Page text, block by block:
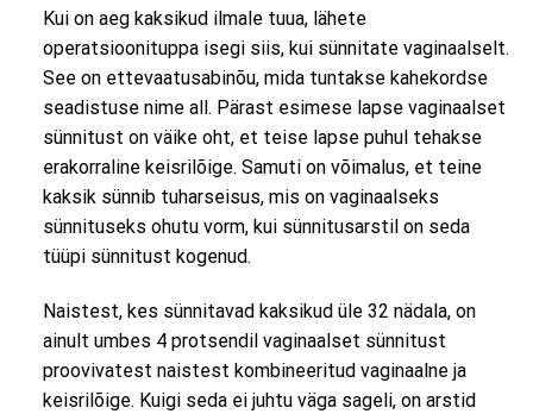
Kui on aeg kaksikud ilmale tuua, lähete
operatsioonituppa isegi siis, kui sünnitate vaginaalselt.
See on ettevaatusabinõu, mida tuntakse kahekordse
seadistuse nime all. Pärast esimese lapse vaginaalset
sünnitust on väike oht, et teise lapse puhul tehakse
erakorraline keisrilõige. Samuti on võimalus, et teine ​​
kaksik sünnib tuharseisus, mis on vaginaalseks
sünnituseks ohutu vorm, kui sünnitusarstil on seda
tüüpi sünnitust kogenud.
Naistest, kes sünnitavad kaksikud üle 32 nädala, on
ainult umbes 4 protsendil vaginaalset sünnitust
proovivatest naistest kombineeritud vaginaalne ja
keisrilõige. Kuigi seda ei juhtu väga sageli, on arstid